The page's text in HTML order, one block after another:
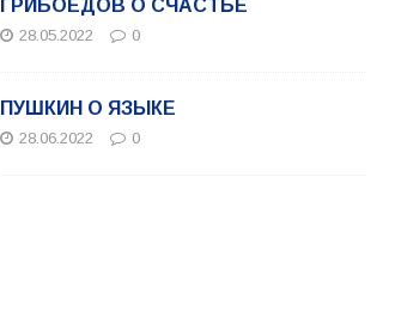
ГРИБОЕДОВ О СЧАСТЬЕ
28.05.2022 0
ПУШКИН О ЯЗЫКЕ
28.06.2022 0